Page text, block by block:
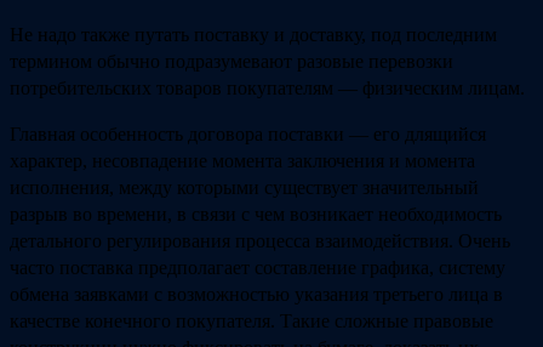
Не надо также путать поставку и доставку, под последним
термином обычно подразумевают разовые перевозки
потребительских товаров покупателям — физическим лицам.
Главная особенность договора поставки — его длящийся
характер, несовпадение момента заключения и момента
исполнения, между которыми существует значительный
разрыв во времени, в связи с чем возникает необходимость
детального регулирования процесса взаимодействия. Очень
часто поставка предполагает составление графика, систему
обмена заявками с возможностью указания третьего лица в
качестве конечного покупателя. Такие сложные правовые